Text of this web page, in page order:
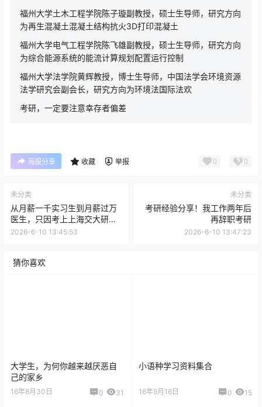
福州大学土木工程学院陈子璇副教授，硕士生导师，研究方向
为再生混凝土混凝土结构抗火3D打印混凝土
福州大学电气工程学院陈飞雄副教授，硕士生导师，研究方向
为综合能源系统的能流计算规划配置运行控制
福州大学法学院黄辉教授，博士生导师，中国法学会环境资源
法学研究会副会长，研究方向为环境法国际法欢
考研，一定要注意幸存者偏差
海报分享 收藏 举报 0 0
未分类
从月薪一千实习生到月薪过万
医生，只因考上上海交大研究
生
2026-6-10 13:45:53
未分类
考研经验分享！我工作两年后
再辞职考研
2026-6-10 13:47:23
猜你喜欢
大学生，为何你越来越厌恶自
己的家乡
16年8月30日 0 31
小语种学习资料集合
16年9月16日 0 15